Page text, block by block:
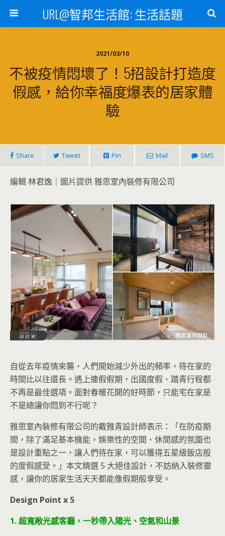
URL@智邦生活館: 生活話題
2021/03/10
不被疫情悶壞了！5招設計打造度
假感，給你幸福度爆表的居家體
驗
Share Tweet Pin Mail SMS
編輯 林君逸｜圖片提供 雅思室內裝修有限公司
自從去年疫情來襲，人們開始減少外出的頻率，待在家的
時間比以往還長。遇上連假假期，出國度假、踏青行程都
不再是最佳選項。面對春暖花開的好時節，只能宅在家是
不是總讓你悶到不行呢？
雅思室內裝修有限公司的戴雅青設計師表示：「在防疫期
間，除了滿足基本機能，娛樂性的空間、休閒感的氛圍也
是設計重點之一，讓人們待在家，可以獲得五星級飯店般
的度假感受。」本文精選 5 大絕佳設計，不妨納入裝修靈
感，讓你的居家生活天天都能像假期般享受。
Design Point x 5
1. 超寬敞光感客廳，一秒帶入陽光、空氣和山景